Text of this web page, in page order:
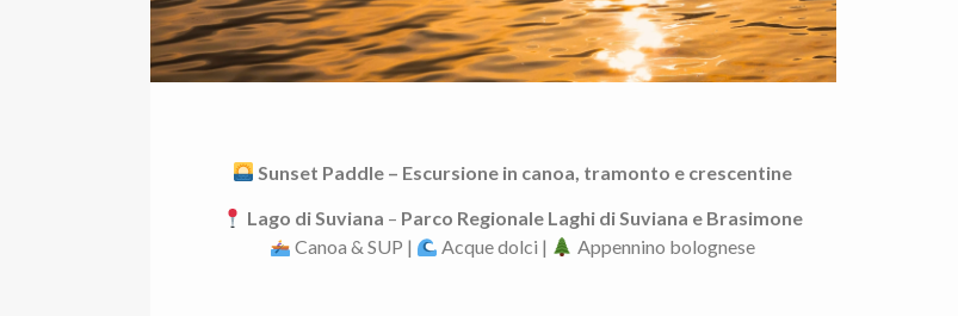
Sunset Paddle – Escursione in canoa, tramonto e crescentine
Lago di Suviana – Parco Regionale Laghi di Suviana e Brasimone
Canoa & SUP |
Acque dolci | Appennino bolognese